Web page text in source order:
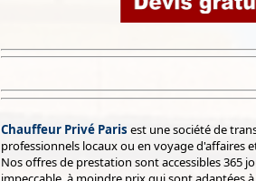
Chauffeur Privé Paris est une société de
professionnels locaux ou en voyage d'affaires
Nos offres de prestation sont accessibles 365